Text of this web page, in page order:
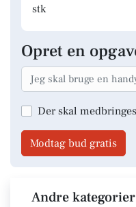
stk
Opret en
Der skal
Modtag bud gratis
Andre kategorier